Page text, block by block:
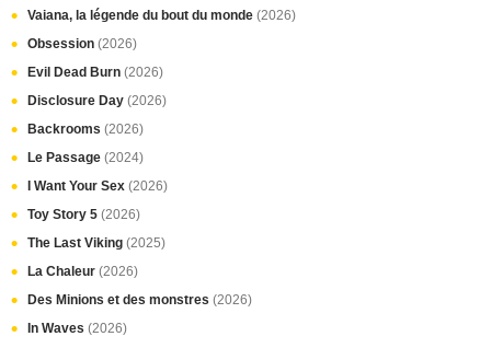
Vaiana, la légende du bout du monde (2026)
Obsession (2026)
Evil Dead Burn (2026)
Disclosure Day (2026)
Backrooms (2026)
Le Passage (2024)
I Want Your Sex (2026)
Toy Story 5 (2026)
The Last Viking (2025)
La Chaleur (2026)
Des Minions et des monstres (2026)
In Waves (2026)